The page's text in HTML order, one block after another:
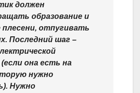
должен
образование и
плесени, отпугивать
Последний шаг –
она есть на
нужно
Нужно